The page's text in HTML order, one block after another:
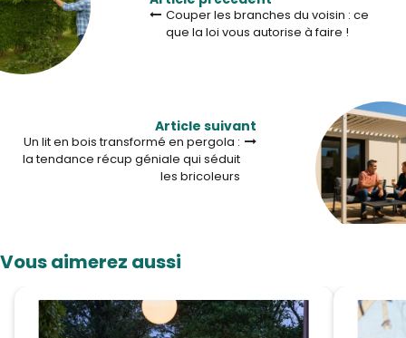
Couper les branches du voisin : ce
que la loi vous autorise à faire !
Article suivant
Un lit en bois transformé en pergola :
la tendance récup géniale qui séduit
les bricoleurs
Vous aimerez aussi